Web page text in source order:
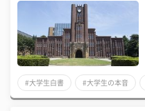
#大学生白書 #大学生の本音